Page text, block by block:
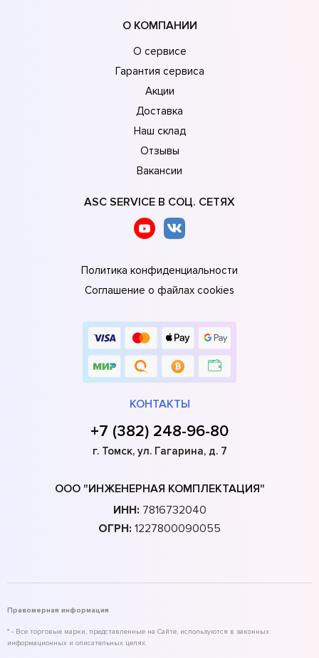
О КОМПАНИИ
О сервисе
Гарантия сервиса
Акции
Доставка
Наш склад
Отзывы
Вакансии
ASC SERVICE В СОЦ. СЕТЯХ
Политика конфиденциальности
Соглашение о файлах cookies
КОНТАКТЫ
+7 (382) 248-96-80
г. Томск, ул. Гагарина, д. 7
ООО "ИНЖЕНЕРНАЯ КОМПЛЕКТАЦИЯ"
ИНН: 7816732040
ОГРН: 1227800090055
Правомерная информация
* - Все торговые марки, представленные на Сайте, используются в законных
информационных и описательных целях.